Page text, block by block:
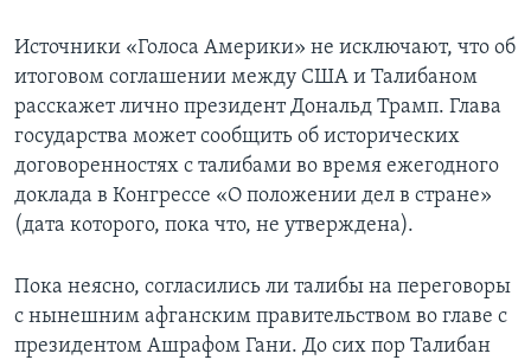
Источники «Голоса Америки» не исключают, что об
итоговом соглашении между США и Талибаном
расскажет лично президент Дональд Трамп. Глава
государства может сообщить об исторических
договоренностях с талибами во время ежегодного
доклада в Конгрессе «О положении дел в стране»
(дата которого, пока что, не утверждена).
Пока неясно, согласились ли талибы на переговоры
с нынешним афганским правительством во главе с
президентом Ашрафом Гани. До сих пор Талибан